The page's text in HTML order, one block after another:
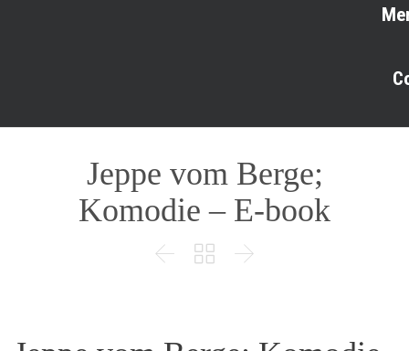
Jeppe vom Berge;
Komodie – E-book
  